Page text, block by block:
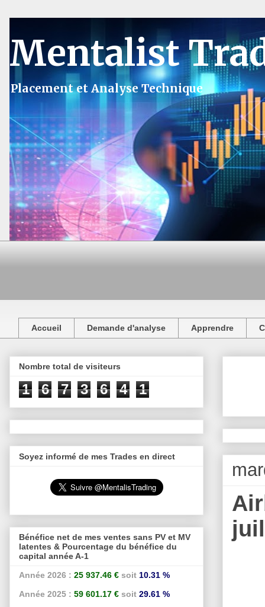
Mentalist
Placement et Analyse Technique
Accueil Demande d'analyse Apprendre
Nombre total de visiteurs
1 6 7 3 6 4 1
Soyez informé de mes Trades en direct
Bénéfice net de mes ventes sans PV et MV
latentes & Pourcentage du bénéfice du
capital année A-1
Année 2026 : 25 937.46 € soit 10.31 %
Année 2025 : 59 601.17 € soit 29.61 %